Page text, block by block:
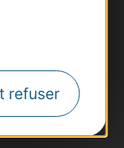
refuser